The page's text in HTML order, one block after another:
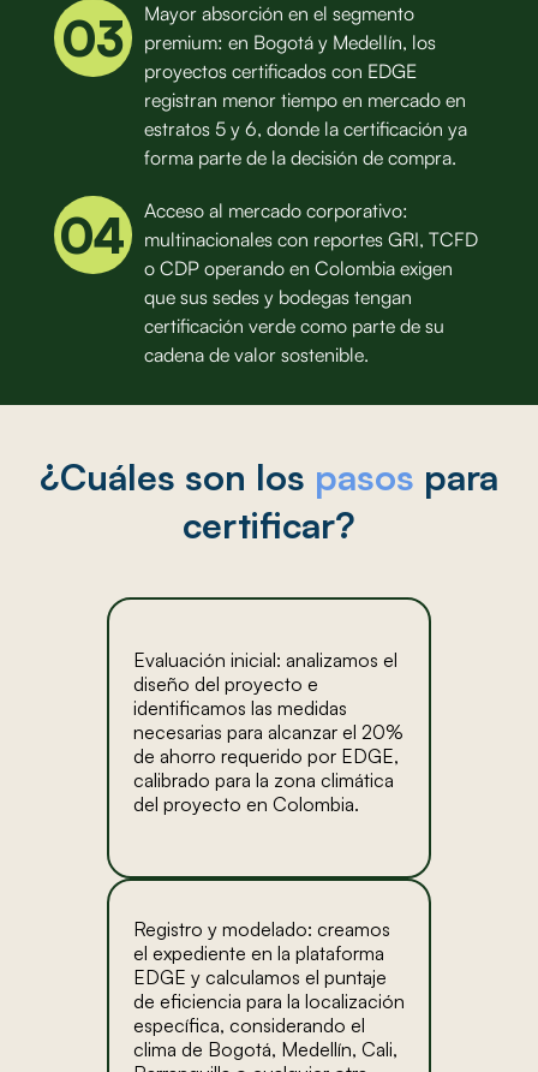
03
Mayor absorción en el segmento
premium: en Bogotá y Medellín, los
proyectos certificados con EDGE
registran menor tiempo en mercado en
estratos 5 y 6, donde la certificación ya
forma parte de la decisión de compra.
04
Acceso al mercado corporativo:
multinacionales con reportes GRI, TCFD
o CDP operando en Colombia exigen
que sus sedes y bodegas tengan
certificación verde como parte de su
cadena de valor sostenible.
¿Cuáles son los pasos para
certificar?
Evaluación inicial: analizamos el
diseño del proyecto e
identificamos las medidas
necesarias para alcanzar el 20%
de ahorro requerido por EDGE,
calibrado para la zona climática
del proyecto en Colombia.
Registro y modelado: creamos
el expediente en la plataforma
EDGE y calculamos el puntaje
de eficiencia para la localización
específica, considerando el
clima de Bogotá, Medellín, Cali,